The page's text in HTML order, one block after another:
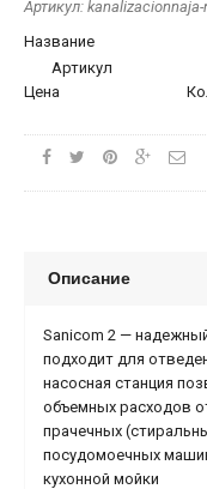
Артикул:
Название
Артикул
Цена
Описание
Sanicom 2 —
подходит для
насосная станция
объемных расходов
прачечных
посудомоечных
кухонной мойки